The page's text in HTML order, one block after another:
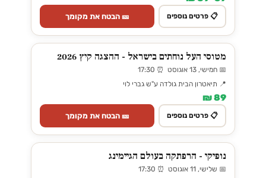
📋 פרטים נוספים 🎫 הבטח את מקומך
מטוסי העל נוחתים בישראל - ההצגה קיץ 2026
📅 חמישי, 13 אוגוסט ⏰ 17:30
📍 תיאטרון הבית גולדה ע"ש גברי לוי
89 ₪
📋 פרטים נוספים 🎫 הבטח את מקומך
נופיקי - הרפתקה בעולם הגיימינג
📅 שלישי, 11 אוגוסט ⏰ 17:30